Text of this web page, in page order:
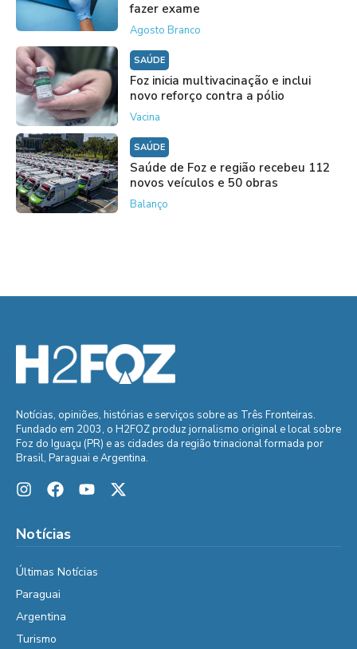
fazer exame
Agosto Branco
SAÚDE
Foz inicia multivacinação e inclui
novo reforço contra a pólio
Vacina
SAÚDE
Saúde de Foz e região recebeu 112
novos veículos e 50 obras
Balanço
Notícias, opiniões, histórias e serviços sobre as Três Fronteiras.
Fundado em 2003, o H2FOZ produz jornalismo original e local sobre
Foz do Iguaçu (PR) e as cidades da região trinacional formada por
Brasil, Paraguai e Argentina.
Notícias
Últimas Notícias
Paraguai
Argentina
Turismo